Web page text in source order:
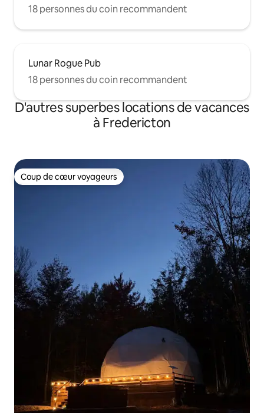
18 personnes du coin recommandent
Lunar Rogue Pub
18 personnes du coin recommandent
D'autres superbes locations de vacances
à Fredericton
Coup de cœur voyageurs
Coup de cœur voyageurs